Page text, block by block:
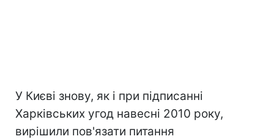
У Києві знову, як і при підписанні
Харківських угод навесні 2010 року,
вирішили пов'язати питання